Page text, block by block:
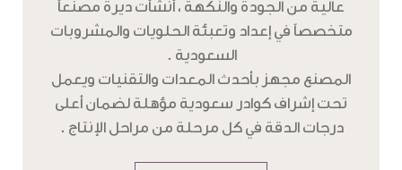
متخصصاً في إعداد وتعبئة الحلويات والمشروبات
السعودية .
المصنع مجهز بأحدث المعدات والتقنيات ويعمل
تحت إشراف كوادر سعودية مؤهلة لضمان أعلى
درجات الدقة في كل مرحلة من مراحل الإنتاج .
إكتشف المزيد